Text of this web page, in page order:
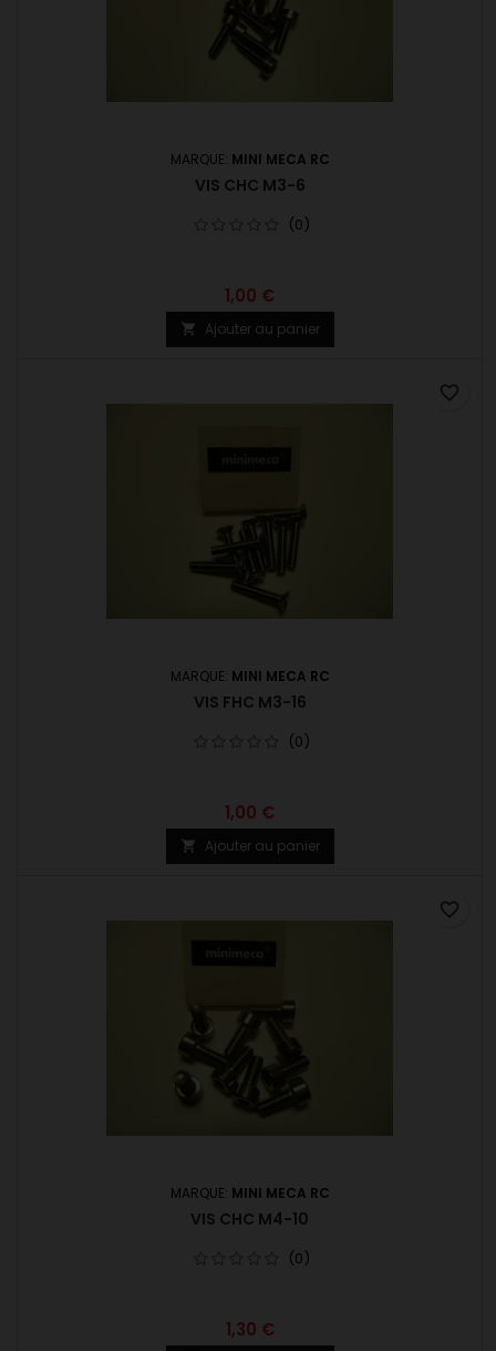
MARQUE: MINI MECA RC
VIS CHC M3-6
(0)
1,00 €
 Ajouter au panier
MARQUE: MINI MECA RC
VIS FHC M3-16
(0)
1,00 €
 Ajouter au panier
favorite_border
MARQUE: MINI MECA RC
VIS CHC M4-10
(0)
1,30 €
favorite_border